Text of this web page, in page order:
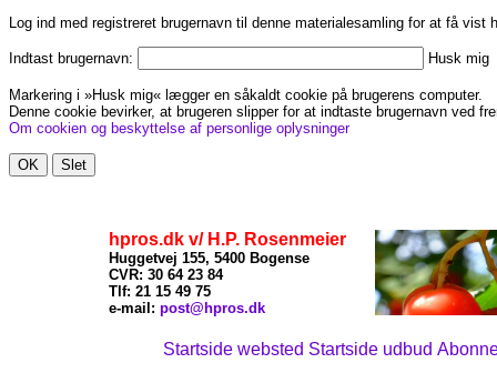
Log ind med registreret brugernavn til denne materialesamling for at få vist
Indtast brugernavn: Husk mig
Markering i »Husk mig« lægger en såkaldt cookie på brugerens computer.
Denne cookie bevirker, at brugeren slipper for at indtaste brugernavn ved
Om cookien og beskyttelse af personlige oplysninger
hpros.dk v/ H.P. Rosenmeier
Huggetvej 155, 5400 Bogense
CVR: 30 64 23 84
Tlf: 21 15 49 75
e-mail: post@hpros.dk
Startside websted Startside udbud